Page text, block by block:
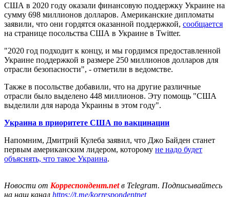
США в 2020 году оказали финансовую поддержку Украине на
сумму 698 миллионов долларов. Американские дипломаты
заявили, что они гордятся оказанной поддержкой, сообщается
на странице посольства США в Украине в Twitter.
"2020 год подходит к концу, и мы гордимся предоставленной
Украине поддержкой в размере 250 миллионов долларов для
отрасли безопасности", - отметили в ведомстве.
Также в посольстве добавили, что на другие различные
отрасли было выделено 448 миллионов. Эту помощь "США
выделили для народа Украины в этом году".
Украина в приоритете США по вакцинации
Напомним, Дмитрий Кулеба заявил, что Джо Байден станет
первым американским лидером, которому не надо будет
объяснять, что такое Украина.
Новости от Корреспондент.netв Telegram. Подписывайтесь
на наш канал https://t.me/korrespondentnet